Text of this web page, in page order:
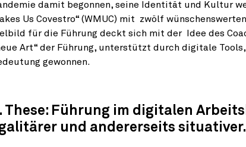
damit begonnen, seine Identität und Kultur
Us Covestro“ (WMUC) mit zwölf
für die Führung deckt sich mit der Idee des
Art“ der Führung, unterstützt durch digitale
gewonnen.
These: Führung im digitalen
und andererseits situativer.